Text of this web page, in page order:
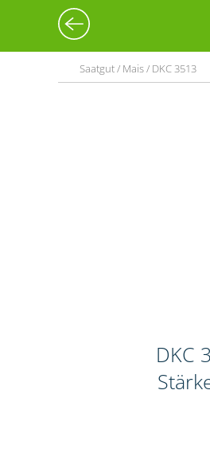
Saatgut / Mais / DKC 3513
DKC